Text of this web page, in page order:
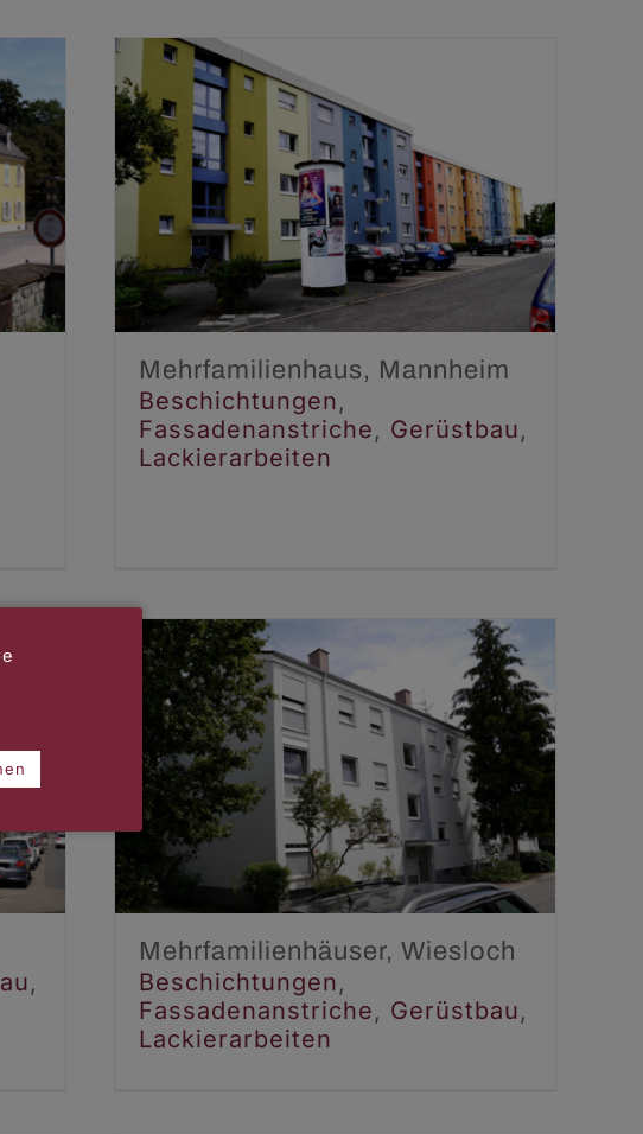
Mehrfamilienhaus,
Mannheim
Beschichtungen Fassadenanstriche
Gerüstbau
Lackierarbeiten
Mehrfamilienhaus, Mannheim
Beschichtungen,
Fassadenanstriche, Gerüstbau,
Lackierarbeiten
,
Mehrfamilienhäuser,
Wiesloch
Beschichtungen Fassadenanstriche
Gerüstbau
Lackierarbeiten
Mehrfamilienhäuser, Wiesloch
Beschichtungen,
Fassadenanstriche, Gerüstbau,
Lackierarbeiten